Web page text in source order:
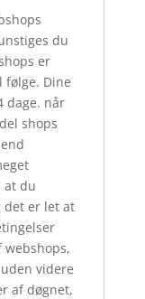
du
er
følge. Dine
dage. når
shops
at du
det er let at
webshops,
videre
af døgnet,